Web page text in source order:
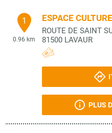
1
0.96 km
ESPACE
ROUTE DE SAINT
81500 LAVAUR
PLUS